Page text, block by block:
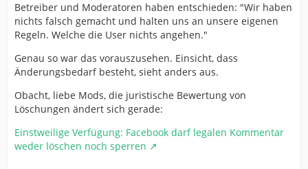
Betreiber und Moderatoren haben entschieden: "Wir haben
nichts falsch gemacht und halten uns an unsere eigenen
Regeln. Welche die User nichts angehen."
Genau so war das vorauszusehen. Einsicht, dass
Änderungsbedarf besteht, sieht anders aus.
Obacht, liebe Mods, die juristische Bewertung von
Löschungen ändert sich gerade:
Einstweilige Verfügung: Facebook darf legalen Kommentar
weder löschen noch sperren